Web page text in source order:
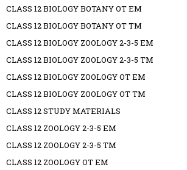
CLASS 12 BIOLOGY BOTANY OT EM
CLASS 12 BIOLOGY BOTANY OT TM
CLASS 12 BIOLOGY ZOOLOGY 2-3-5 EM
CLASS 12 BIOLOGY ZOOLOGY 2-3-5 TM
CLASS 12 BIOLOGY ZOOLOGY OT EM
CLASS 12 BIOLOGY ZOOLOGY OT TM
CLASS 12 STUDY MATERIALS
CLASS 12 ZOOLOGY 2-3-5 EM
CLASS 12 ZOOLOGY 2-3-5 TM
CLASS 12 ZOOLOGY OT EM